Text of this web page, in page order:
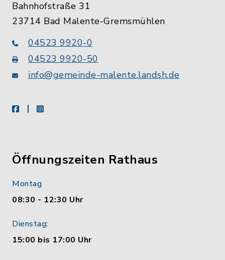
Bahnhofstraße 31
23714 Bad Malente-Gremsmühlen
04523 9920-0
04523 9920-50
info@gemeinde-malente.landsh.de
facebookinstagram
Öffnungszeiten Rathaus
Montag
08:30 - 12:30 Uhr
Dienstag:
15:00 bis 17:00 Uhr